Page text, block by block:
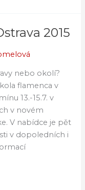
2015
nebo okolí?
flamenca v
13.-15.7. v
v novém
V nabídce je pět
v dopoledních i